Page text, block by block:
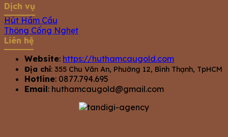
Dịch vụ
Hút Hầm Cầu
Thông Cống Nghẹt
Liên hệ
Website: https://huthamcaugold.com
Địa chỉ: 355 Chu Văn An, Phường 12, Bình Thạnh, TpHCM
Hotline: 0877.794.695
Email: huthamcaugold@gmail.com